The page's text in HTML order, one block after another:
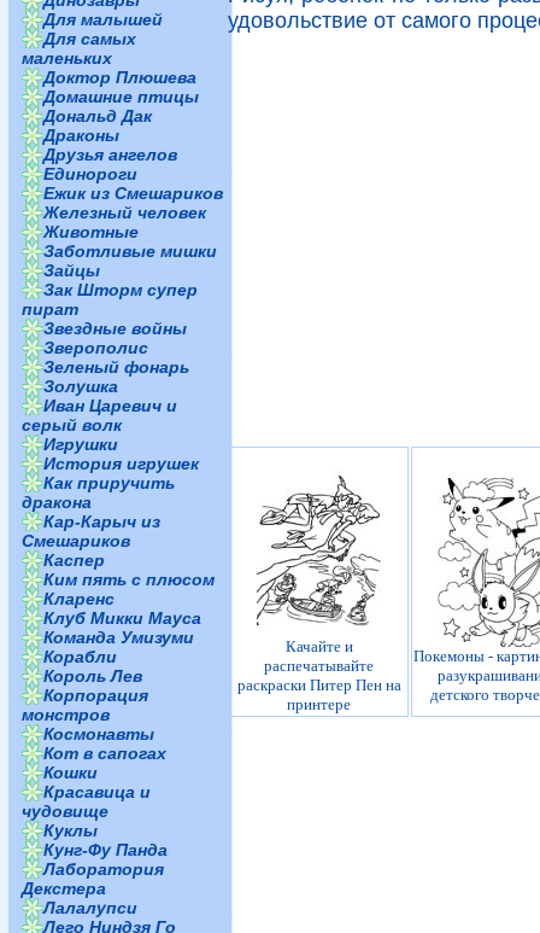
Для малышей
Для самых
маленьких
Доктор Плюшева
Домашние птицы
Дональд Дак
Драконы
Друзья ангелов
Единороги
Ежик из Смешариков
Железный человек
Животные
Заботливые мишки
Зайцы
Зак Шторм супер
пират
Звездные войны
Зверополис
Зеленый фонарь
Золушка
Иван Царевич и
серый волк
Игрушки
История игрушек
Как приручить
дракона
Кар-Карыч из
Смешариков
Каспер
Ким пять с плюсом
Кларенс
Клуб Микки Мауса
Команда Умизуми
Корабли
Король Лев
Корпорация
монстров
Космонавты
Кот в сапогах
Кошки
Красавица и
чудовище
Куклы
Кунг-Фу Панда
Лаборатория
Декстера
Лалалупси
Лего Ниндзя Го
удовольствие от самого
Качайте и
распечатывайте
раскраски Питер Пен на
принтере
Покемоны -
детского